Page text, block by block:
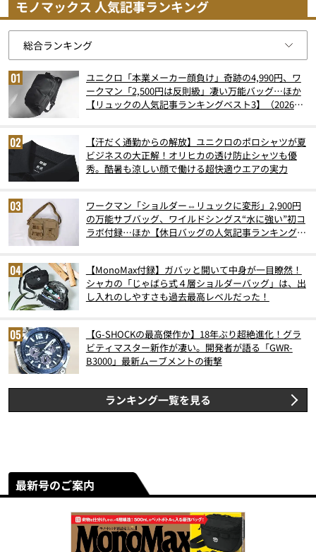
モノマックス 人気記事ランキング
ユニクロ「本業メーカー顔負け」奇跡の4,990円、ワ
ークマン「2,500円は反則級」凄い万能バッグ…ほか
【リュックの人気記事ランキングベスト3】（2026年
【汗だく通勤からの解放】ユニクロのポロシャツが夏
ビジネスの大正解！オリヒカの透け防止シャツも優
秀。酷暑も涼しい顔で働ける超快適ウエアの実力
ワークマン「ショルダー⇔リュックに変形」2,900円
の万能サブバッグ、ワイルドシングス“水に強い”初コ
ラボ付録…ほか【休日バッグの人気記事ランキングベ
【MonoMax付録】ガバッと開いて中身が一目瞭然！
シャカの「じゃばら式４層ショルダーバッグ」は、出
し入れのしやすさも過去最高レベルだった！
【G-SHOCKの最高傑作か】18年ぶり超絶進化！グラ
ビティマスター新作が凄い。開発者が語る「GWR-
B3000」最新ムーブメントの衝撃
ランキング一覧を見る
最新号のご案内